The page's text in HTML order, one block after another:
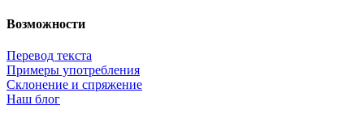
Возможности
Перевод текста
Примеры употребления
Склонение и спряжение
Наш блог